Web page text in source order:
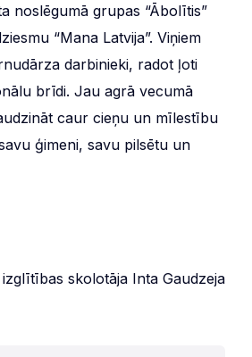
noslēgumā grupas “Ābolītis”
“Mana Latvija”. Viņiem
darbinieki, radot ļoti
brīdi. Jau agrā vecumā
caur cieņu un mīlestību
ģimeni, savu pilsētu un
skolotāja Inta Gaudzeja